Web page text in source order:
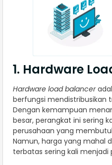
1. Hardware
Hardware load balancer
berfungsi mendistribusikan
Dengan kemampuan
besar, perangkat ini sering
perusahaan yang
Namun, harga yang mahal
terbatas sering kali menjadi